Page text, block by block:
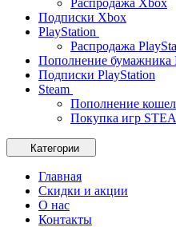
Распродажа Xbox
Подписки Xbox
PlayStation
Распродажа
Пополнение бумажника
Подписки PlayStation
Steam
Пополнение
Покупка игр
Категории
Главная
Скидки и акции
О нас
Контакты